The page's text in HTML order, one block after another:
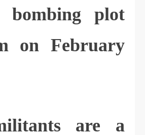
bombing plot
on February
are a